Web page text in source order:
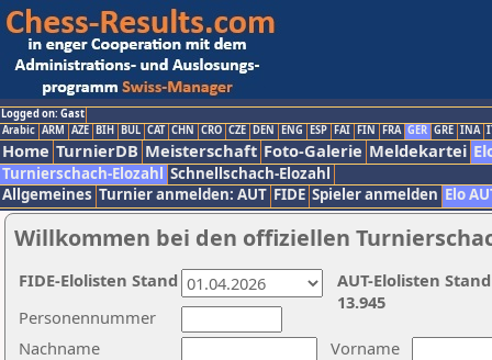
Logged on: Gast
Arabic ARM AZE BIH BUL CAT CHN CRO CZE DEN ENG ESP FAI FIN FRA GER GRE INA
Home TurnierDB Meisterschaft Foto-Galerie Meldekartei
Turnierschach-Elozahl Schnellschach-Elozahl
Allgemeines Turnier anmelden: AUT FIDE Spieler anmelden Elo
Willkommen bei den offiziellen
Nachname
Vorname
Personennummer
AUT-Elolisten
13.945
FIDE-Elolisten Stand